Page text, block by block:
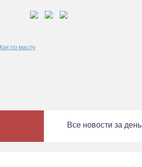
Как по маслу
Все новости за день